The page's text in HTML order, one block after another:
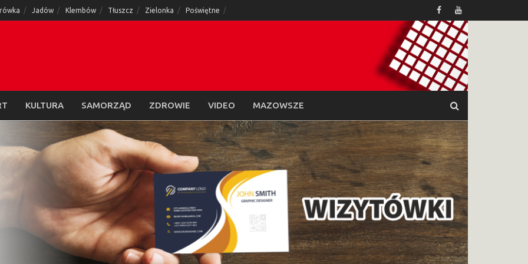
Jadów Klembów Tłuszcz Zielonka Poświętne
KULTURA SAMORZĄD ZDROWIE VIDEO MAZOWSZE